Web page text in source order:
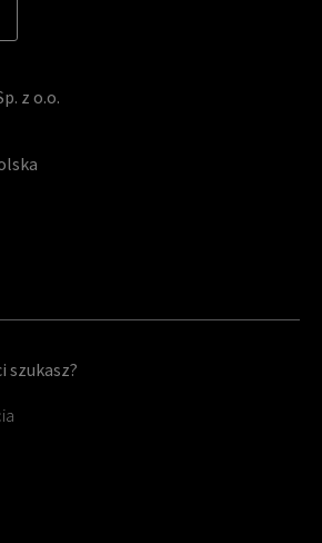
z o.o.
szukasz?